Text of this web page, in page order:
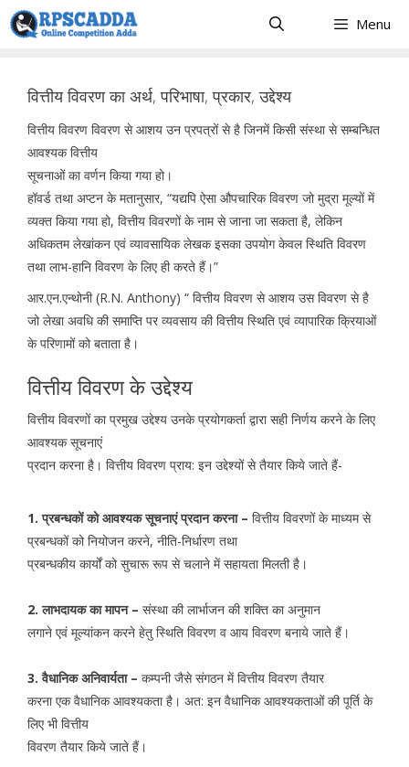
Skip
to
Menu
वित्तीय विवरण का अर्थ, परिभाषा, प्रकार, उद्देश्य
वित्तीय विवरण विवरण से आशय उन प्रपत्रों से है जिनमें किसी संस्था से सम्बन्धित
आवश्यक वित्तीय
सूचनाओं का वर्णन किया गया हो।
हॉवर्ड तथा अप्टन के मतानुसार, “यद्यपि ऐसा औपचारिक विवरण जो मुद्रा मूल्यों में
व्यक्त किया गया हो, वित्तीय विवरणों के नाम से जाना जा सकता है, लेकिन
अधिकतम लेखांकन एवं व्यावसायिक लेखक इसका उपयोग केवल स्थिति विवरण
तथा लाभ-हानि विवरण के लिए ही करते हैं।”
आर.एन.एन्थोनी (R.N. Anthony) “ वित्तीय विवरण से आशय उस विवरण से है
जो लेखा अवधि की समाप्ति पर व्यवसाय की वित्तीय स्थिति एवं व्यापारिक क्रियाओं
के परिणामों को बताता है।
वित्तीय विवरण के उद्देश्य
वित्तीय विवरणों का प्रमुख उद्देश्य उनके प्रयोगकर्ता द्वारा सही निर्णय करने के लिए
आवश्यक सूचनाएं
प्रदान करना है। वित्तीय विवरण प्राय: इन उद्देश्यों से तैयार किये जाते हैं-
1. प्रबन्धकों को आवश्यक सूचनाएं प्रदान करना – वित्तीय विवरणों के माध्यम से
प्रबन्धकों को नियोजन करने, नीति-निर्धारण तथा
प्रबन्धकीय कार्यों को सुचारू रूप से चलाने में सहायता मिलती है।
2. लाभदायक का मापन – संस्था की लार्भाजन की शक्ति का अनुमान
लगाने एवं मूल्यांकन करने हेतु स्थिति विवरण व आय विवरण बनाये जाते हैं।
3. वैधानिक अनिवार्यता – कम्पनी जैसे संगठन में वित्तीय विवरण तैयार
करना एक वैधानिक आवश्यकता है। अत: इन वैधानिक आवश्यकताओं की पूर्ति के
लिए भी वित्तीय
विवरण तैयार किये जाते हैं।